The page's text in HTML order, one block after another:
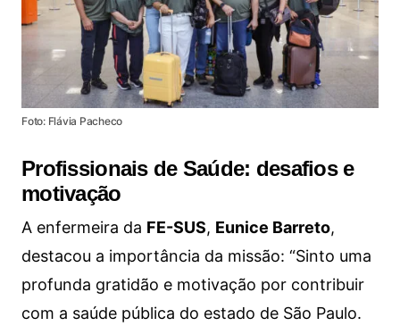
Foto: Flávia Pacheco
Profissionais de Saúde: desafios e
motivação
A enfermeira da FE-SUS, Eunice Barreto,
destacou a importância da missão: “Sinto uma
profunda gratidão e motivação por contribuir
com a saúde pública do estado de São Paulo.